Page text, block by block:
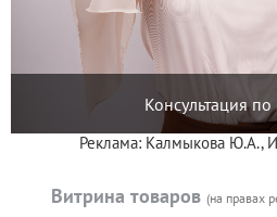
Консультация
Реклама: Калмыкова Ю.А.,
Витрина товаров (на правах